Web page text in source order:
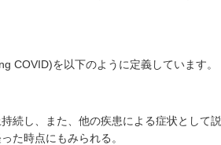
COVID)を以下のように定義しています。
続し、また、他の疾患による症状として説
た時点にもみられる。